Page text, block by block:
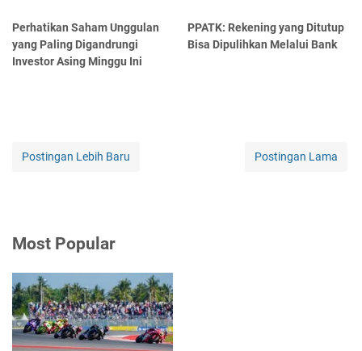
Perhatikan Saham Unggulan
yang Paling Digandrungi
Investor Asing Minggu Ini
PPATK: Rekening yang Ditutup
Bisa Dipulihkan Melalui Bank
Postingan Lebih Baru Postingan Lama
Most Popular